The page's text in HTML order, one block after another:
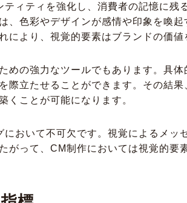
ィティを強化し、消費者の記憶に残
、色彩やデザインが感情や印象を喚
により、視覚的要素はブランドの価値
めの強力なツールでもあります。具
際立たせることができます。その結
くことが可能になります。
おいて不可欠です。視覚によるメッ
がって、CM制作においては視覚的